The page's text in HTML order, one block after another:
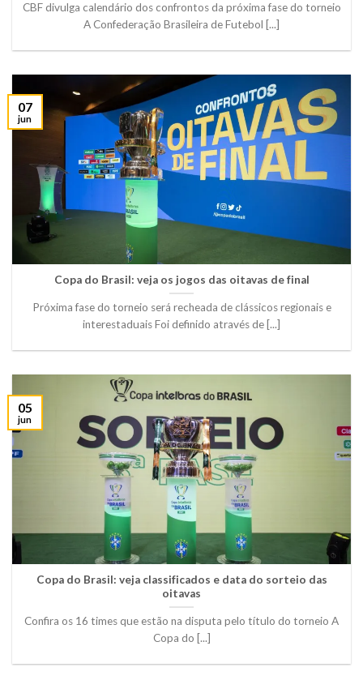
CBF divulga calendário dos confrontos da próxima fase do torneio
A Confederação Brasileira de Futebol [...]
Copa do Brasil: veja os jogos das oitavas de final
Próxima fase do torneio será recheada de clássicos regionais e
interestaduais Foi definido através de [...]
07
jun
Copa do Brasil: veja classificados e data do sorteio das
oitavas
Confira os 16 times que estão na disputa pelo título do torneio A
Copa do [...]
05
jun